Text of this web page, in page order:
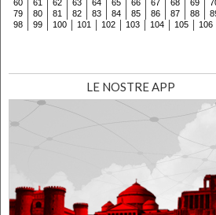
60 61 62 63 64 65 66 67 68 69
79
80 81 82 83 84 85 86 87 88
98
99 100 101 102 103 104 105
106
LE NOSTRE APP